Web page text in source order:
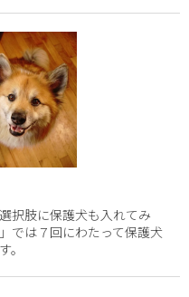
択肢に保護犬も入れてみ
では７回にわたって保護犬
。